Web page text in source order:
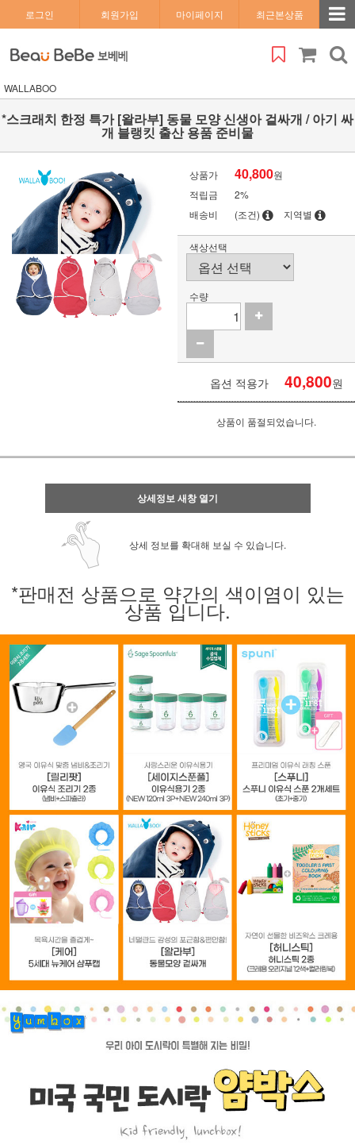
로그인 회원가입 마이페이지 최근본상품
WALLABOO
*스크래치 한정 특가 [왈라부] 동물 모양 신생아 겉싸개 / 아기 싸
개 블랭킷 출산 용품 준비물
상품가 40,800원
적립금
2%
배송비
(조건) 지역별
색상선택
수량
옵션 적용가 40,800원
상품이 품절되었습니다.
상세정보 새창 열기
상세 정보를 확대해 보실 수 있습니다.
*판매전 상품으로 약간의 색이염이 있는
상품 입니다.